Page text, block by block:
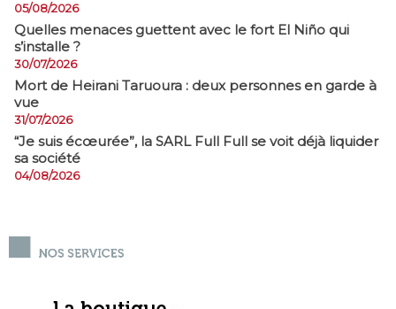
05/08/2026
Quelles menaces guettent avec le fort El Niño qui
s’installe ?
30/07/2026
Mort de Heirani Taruoura : deux personnes en garde à
vue
31/07/2026
​“Je suis écœurée”, la SARL Full Full se voit déjà liquider
sa société
04/08/2026